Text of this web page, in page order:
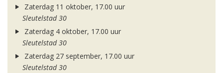
Zaterdag 11 oktober, 17.00 uur
Sleutelstad 30
Zaterdag 4 oktober, 17.00 uur
Sleutelstad 30
Zaterdag 27 september, 17.00 uur
Sleutelstad 30